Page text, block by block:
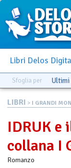
Libri Delos
Sfoglia per
LIBRI > I GRANDI
IDRUK e
collana I
Romanzo